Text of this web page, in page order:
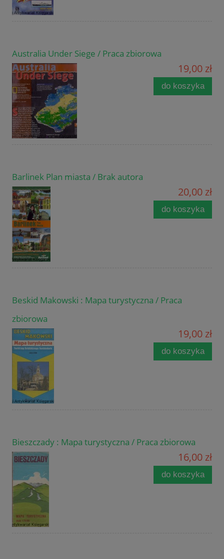
Australia Under Siege / Praca zbiorowa
19,00 zł
do koszyka
Barlinek Plan miasta / Brak autora
20,00 zł
do koszyka
Beskid Makowski : Mapa turystyczna / Praca
zbiorowa
19,00 zł
do koszyka
Bieszczady : Mapa turystyczna / Praca zbiorowa
16,00 zł
do koszyka